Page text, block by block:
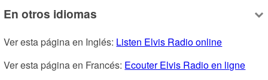
En otros idiomas
Ver esta página en Inglés: Listen Elvis Radio online
Ver esta página en Francés: Ecouter Elvis Radio en ligne